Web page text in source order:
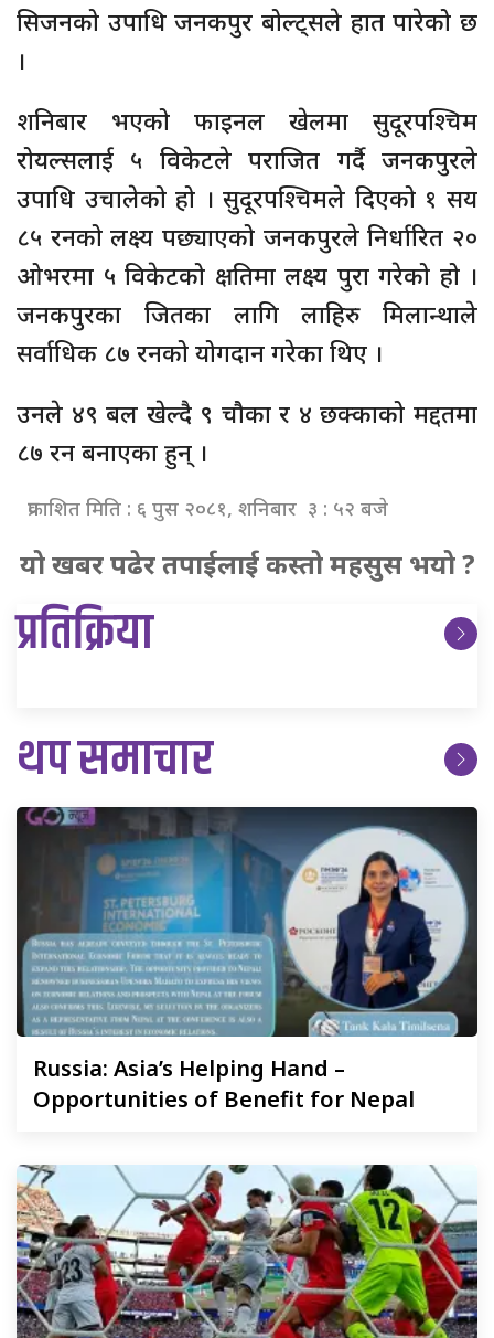
सिजनको उपाधि जनकपुर बोल्ट्सले हात पारेको छ
।
शनिबार भएको फाइनल खेलमा सुदूरपश्चिम
रोयल्सलाई ५ विकेटले पराजित गर्दै जनकपुरले
उपाधि उचालेको हो । सुदूरपश्चिमले दिएको १ सय
८५ रनको लक्ष्य पछ्याएको जनकपुरले निर्धारित २०
ओभरमा ५ विकेटको क्षतिमा लक्ष्य पुरा गरेको हो ।
जनकपुरका जितका लागि लाहिरु मिलान्थाले
सर्वाधिक ८७ रनको योगदान गरेका थिए ।
उनले ४९ बल खेल्दै ९ चौका र ४ छक्काको मद्दतमा
८७ रन बनाएका हुन् ।
प्रकाशित मिति : ६ पुस २०८१, शनिबार ३ : ५२ बजे
यो खबर पढेर तपाईलाई कस्तो महसुस भयो ?
प्रतिक्रिया
थप समाचार
Russia: Asia’s Helping Hand –
Opportunities of Benefit for Nepal